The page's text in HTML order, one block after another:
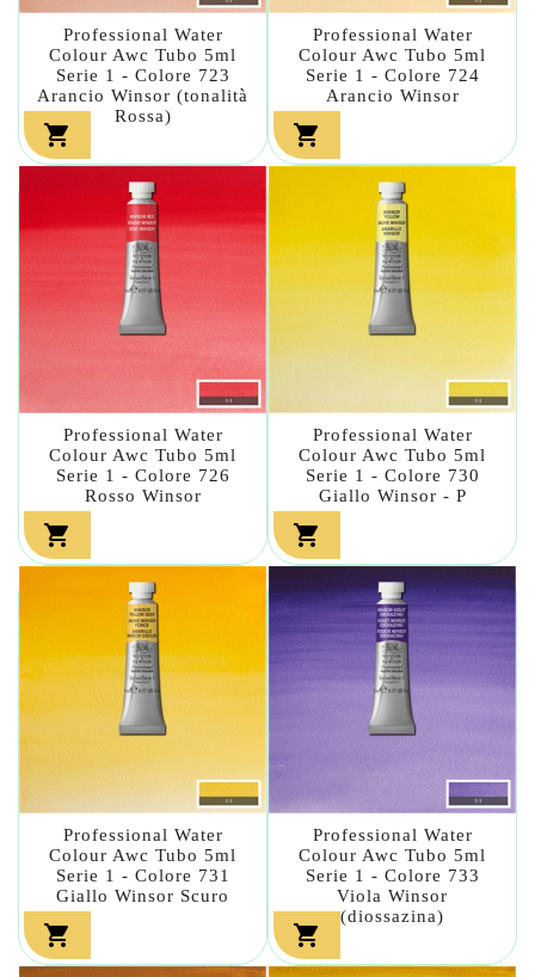
Professional Water
Colour Awc Tubo 5ml
Serie 1 - Colore 723
Arancio Winsor (tonalità
Rossa)

Professional Water
Colour Awc Tubo 5ml
Serie 1 - Colore 724
Arancio Winsor

Professional Water
Colour Awc Tubo 5ml
Serie 1 - Colore 726
Rosso Winsor

Professional Water
Colour Awc Tubo 5ml
Serie 1 - Colore 730
Giallo Winsor - P

Professional Water
Colour Awc Tubo 5ml
Serie 1 - Colore 731
Giallo Winsor Scuro

Professional Water
Colour Awc Tubo 5ml
Serie 1 - Colore 733
Viola Winsor
(diossazina)
